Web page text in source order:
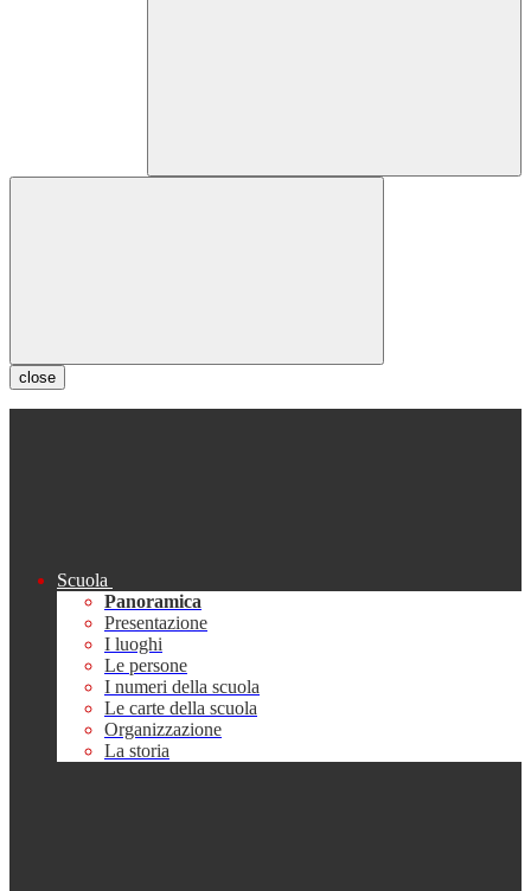
close
Scuola
Panoramica
Presentazione
I luoghi
Le persone
I numeri della scuola
Le carte della scuola
Organizzazione
La storia